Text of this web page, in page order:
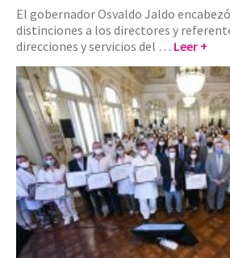
El gobernador Osvaldo Jaldo
distinciones a los directores y
direcciones y servicios del … Leer +